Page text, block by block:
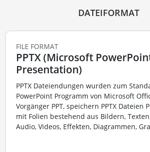
DATEIFORMAT
FILE FORMAT
PPTX (Microsoft
Presentation)
PPTX Dateiendungen wurden zum
PowerPoint Programm von Microsoft
Vorgänger PPT, speichern PPTX Dateien
mit Folien bestehend aus Bildern,
Audio, Videos, Effekten, Diagrammen,